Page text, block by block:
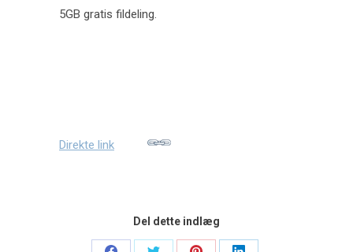
5GB gratis fildeling.
Direkte link
Del dette indlæg